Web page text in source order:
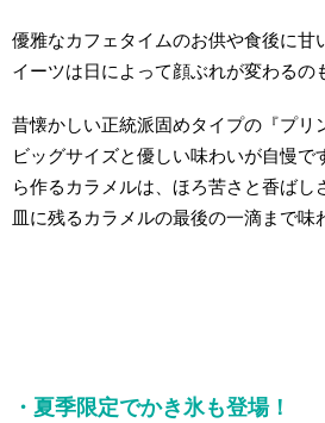
優雅なカフェタイムのお供や食後に甘
イーツは日によって顔ぶれが変わるの
昔懐かしい正統派固めタイプの『プリ
ビッグサイズと優しい味わいが自慢で
ら作るカラメルは、ほろ苦さと香ばし
皿に残るカラメルの最後の一滴まで味
・夏季限定でかき氷も登場！